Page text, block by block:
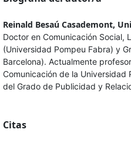
Reinald Besaú Casademont,
Doctor en Comunicación Social,
(Universidad Pompeu Fabra) y
Barcelona). Actualmente
Comunicación de la
del Grado de Publicidad y
Citas